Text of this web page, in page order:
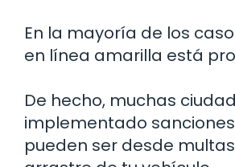
En la mayoría de los
en línea amarilla está
De hecho, muchas
implementado
pueden ser desde